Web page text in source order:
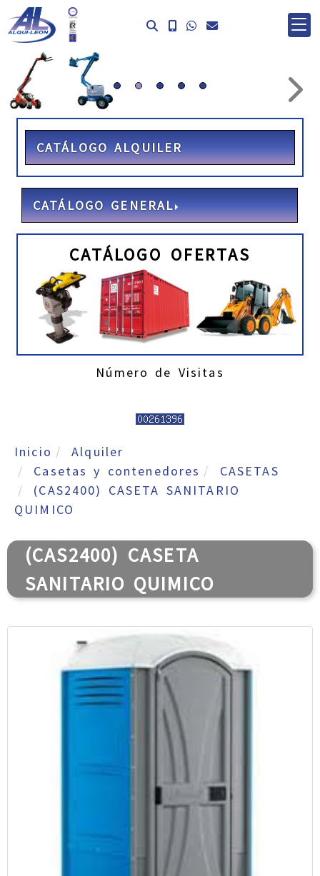
prev
CATÁLOGO ALQUILER
CATÁLOGO GENERAL
CATÁLOGO OFERTAS
Número de Visitas
Inicio
Alquiler
Casetas y contenedores
CASETAS
(CAS2400) CASETA SANITARIO
QUIMICO
(CAS2400) CASETA
SANITARIO QUIMICO